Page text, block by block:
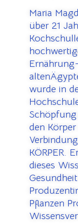
Maria
über 21
wurde in
den
KÖRPER.
dieses
Pflanzen